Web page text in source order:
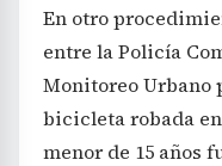
En otro
entre la Policía
Monitoreo Urbano
bicicleta robada
menor de 15 años